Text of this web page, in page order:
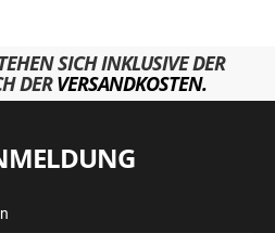
SICH INKLUSIVE DER
DERVERSANDKOSTEN.